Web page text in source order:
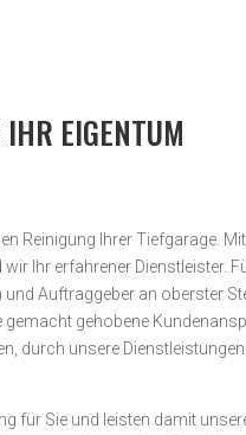
EIGENTUM
Reinigung Ihrer Tiefgarage.
Ihr erfahrener Dienstleister.
Auftrag­geber an oberster
gemacht ge­hobene
durch unsere
für Sie und leisten damit